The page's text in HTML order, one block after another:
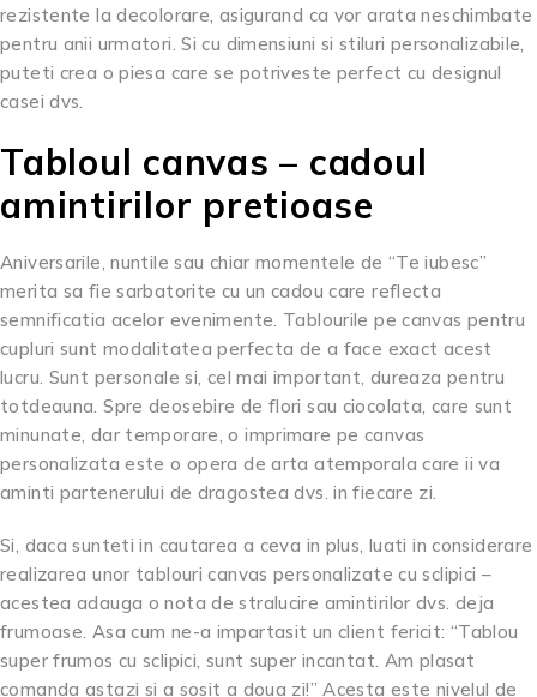
rezistente la decolorare, asigurand ca vor arata neschimbate
pentru anii urmatori. Si cu dimensiuni si stiluri personalizabile,
puteti crea o piesa care se potriveste perfect cu designul
casei dvs.
Tabloul canvas – cadoul
amintirilor pretioase
Aniversarile, nuntile sau chiar momentele de “Te iubesc”
merita sa fie sarbatorite cu un cadou care reflecta
semnificatia acelor evenimente. Tablourile pe canvas pentru
cupluri sunt modalitatea perfecta de a face exact acest
lucru. Sunt personale si, cel mai important, dureaza pentru
totdeauna. Spre deosebire de flori sau ciocolata, care sunt
minunate, dar temporare, o imprimare pe canvas
personalizata este o opera de arta atemporala care ii va
aminti partenerului de dragostea dvs. in fiecare zi.
Si, daca sunteti in cautarea a ceva in plus, luati in considerare
realizarea unor tablouri canvas personalizate cu sclipici –
acestea adauga o nota de stralucire amintirilor dvs. deja
frumoase. Asa cum ne-a impartasit un client fericit: “Tablou
super frumos cu sclipici, sunt super incantat. Am plasat
comanda astazi si a sosit a doua zi!” Acesta este nivelul de